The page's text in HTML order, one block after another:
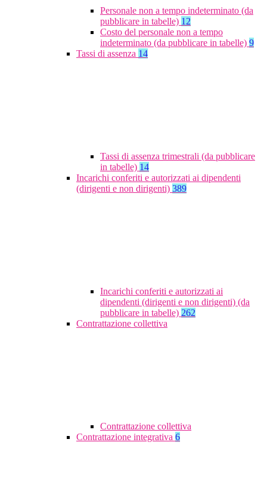
Personale non a tempo indeterminato (da
pubblicare in tabelle) 12
Costo del personale non a tempo
indeterminato (da pubblicare in tabelle) 9
Tassi di assenza 14
Tassi di assenza trimestrali (da pubblicare
in tabelle) 14
Incarichi conferiti e autorizzati ai dipendenti
(dirigenti e non dirigenti) 389
Incarichi conferiti e autorizzati ai
dipendenti (dirigenti e non dirigenti) (da
pubblicare in tabelle) 262
Contrattazione collettiva
Contrattazione collettiva
Contrattazione integrativa 6